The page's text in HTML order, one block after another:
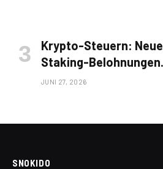
Krypto-Steuern:
Staking-Belohnungen.
JUNI 27, 2026
SNOKIDO